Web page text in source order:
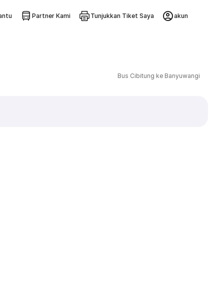
Partner Kami Tunjukkan Tiket Saya akun
Bus Cibitung ke Banyuwangi